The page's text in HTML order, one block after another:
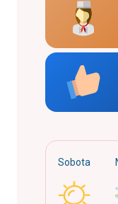
Sobota